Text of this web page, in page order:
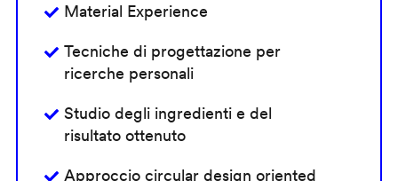
Material Experience
Tecniche di progettazione per
ricerche personali
Studio degli ingredienti e del
risultato ottenuto
Approccio circular design oriented